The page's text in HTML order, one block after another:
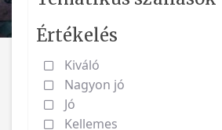
Értékelés
Kiváló
Nagyon jó
Jó
Kellemes